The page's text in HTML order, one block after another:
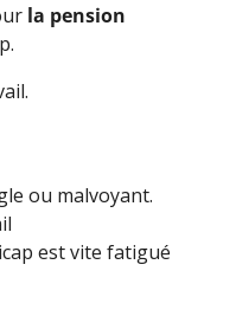
la pension
ou malvoyant.
est vite fatigué